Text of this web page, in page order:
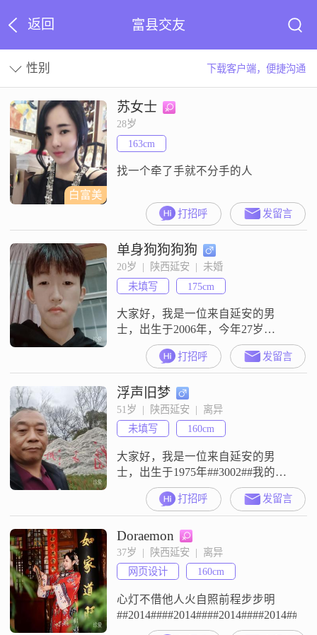
返回 富县交友
性别 下载客户端，便捷沟通
白富美
苏女士
28岁
163cm
找一个牵了手就不分手的人
打招呼 发留言
单身狗狗狗狗
20岁  |  陕西延安  |  未婚
未填写
175cm
大家好，我是一位来自延安的男
士，出生于2006年，今年27岁
##3002##我的身高是175cm，目前从
事一份收入在3000元以下的工作
##3002##虽然我的学历是高中及以
下，但我相信，真正的智慧和能力
并不完全取决于学历##3002##在性
格方面，我非常注重平等沟通，我
认为这是建立健康关系的基础
##3002##我也是
打招呼 发留言
浮声旧梦
51岁  |  陕西延安  |  离异
未填写
160cm
大家好，我是一位来自延安的男
士，出生于1975年##3002##我的身
高大约是160厘米，可能在人群中不
是特别显眼，但我相信，一个人的
内在品质比外在形象更为重要
##3002##我目前在延安工作，收入
稳定但并不高，每月大概在3000元
以下##3002##我对此并不感到焦
虑，因为对我来说，生活的安稳和
家庭的幸福才是最重要的
打招呼 发留言
Doraemon
37岁  |  陕西延安  |  离异
网页设计
160cm
心灯不借他人火自照前程步步明